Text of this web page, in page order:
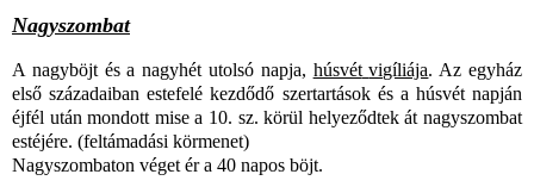
Nagyszombat
A nagyböjt és a nagyhét utolsó napja, húsvét vigíliája. Az egyház
első századaiban estefelé kezdődő szertartások és a húsvét napján
éjfél után mondott mise a 10. sz. körül helyeződtek át nagyszombat
estéjére. (feltámadási körmenet)
Nagyszombaton véget ér a 40 napos böjt.